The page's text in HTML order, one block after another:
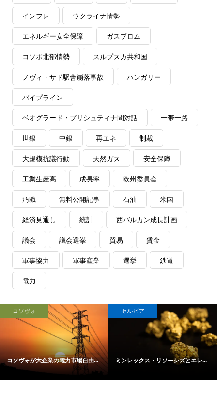
インフレ ウクライナ情勢
エネルギー安全保障 ガスプロム
コソボ北部情勢 スルプスカ共和国
ノヴィ・サド駅舎崩落事故 ハンガリー
パイプライン
ベオグラード・プリシュティナ間対話 一帯一路
世銀 中銀 再エネ 制裁
大規模抗議行動 天然ガス 安全保障
工業生産高 成長率 欧州委員会
汚職 無料公開記事 石油 米国
経済見通し 統計 西バルカン成長計画
議会 議会選挙 貿易 賃金
軍事協力 軍事産業 選挙 鉄道
電力
コソヴォ
コソヴォが大企業の電力市場自由...
セルビア
ミンレックス・リソーシズとエレ...